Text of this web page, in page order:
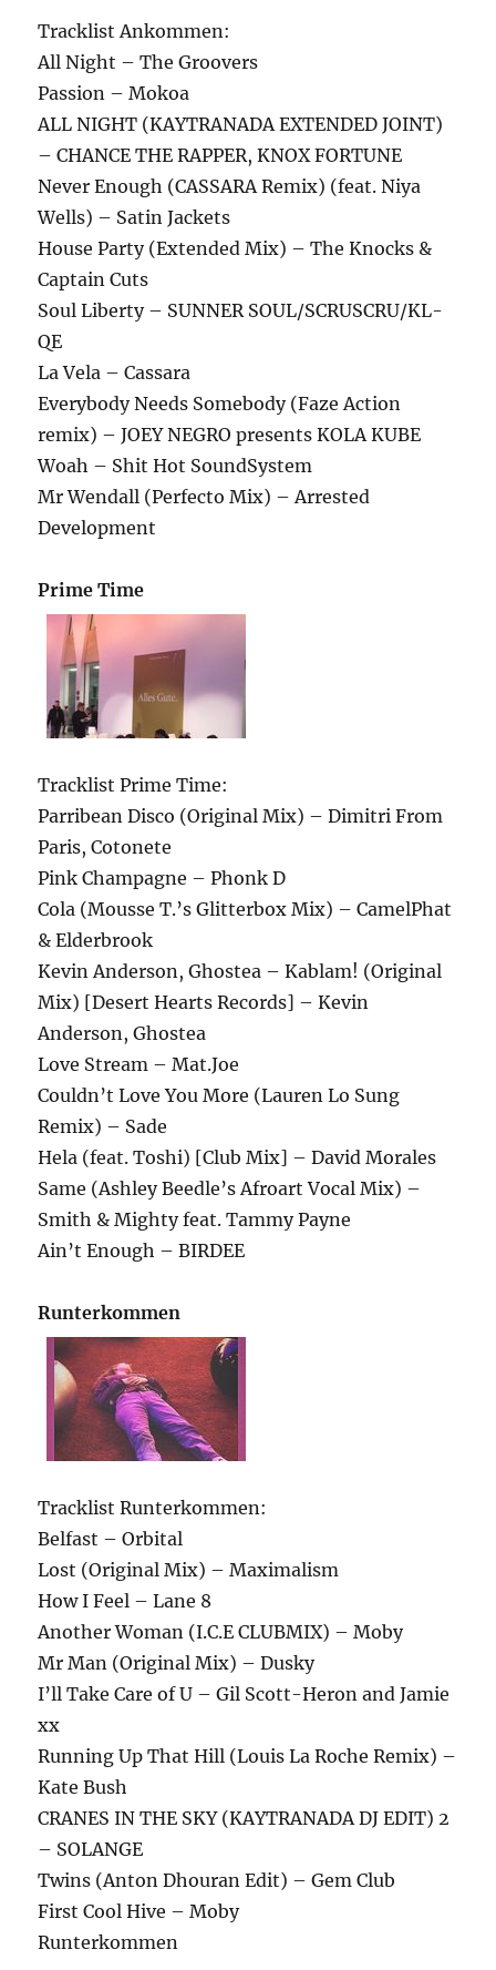
Tracklist Ankommen:
All Night – The Groovers
Passion – Mokoa
ALL NIGHT (KAYTRANADA EXTENDED JOINT)
– CHANCE THE RAPPER, KNOX FORTUNE
Never Enough (CASSARA Remix) (feat. Niya
Wells) – Satin Jackets
House Party (Extended Mix) – The Knocks &
Captain Cuts
Soul Liberty – SUNNER SOUL/SCRUSCRU/KL-
QE
La Vela – Cassara
Everybody Needs Somebody (Faze Action
remix) – JOEY NEGRO presents KOLA KUBE
Woah – Shit Hot SoundSystem
Mr Wendall (Perfecto Mix) – Arrested
Development
Prime Time
Tracklist Prime Time:
Parribean Disco (Original Mix) – Dimitri From
Paris, Cotonete
Pink Champagne – Phonk D
Cola (Mousse T.’s Glitterbox Mix) – CamelPhat
& Elderbrook
Kevin Anderson, Ghostea – Kablam! (Original
Mix) [Desert Hearts Records] – Kevin
Anderson, Ghostea
Love Stream – Mat.Joe
Couldn’t Love You More (Lauren Lo Sung
Remix) – Sade
Hela (feat. Toshi) [Club Mix] – David Morales
Same (Ashley Beedle’s Afroart Vocal Mix) –
Smith & Mighty feat. Tammy Payne
Ain’t Enough – BIRDEE
Runterkommen
Tracklist Runterkommen:
Belfast – Orbital
Lost (Original Mix) – Maximalism
How I Feel – Lane 8
Another Woman (I.C.E CLUBMIX) – Moby
Mr Man (Original Mix) – Dusky
I’ll Take Care of U – Gil Scott-Heron and Jamie
xx
Running Up That Hill (Louis La Roche Remix) –
Kate Bush
CRANES IN THE SKY (KAYTRANADA DJ EDIT) 2
– SOLANGE
Twins (Anton Dhouran Edit) – Gem Club
First Cool Hive – Moby
Runterkommen